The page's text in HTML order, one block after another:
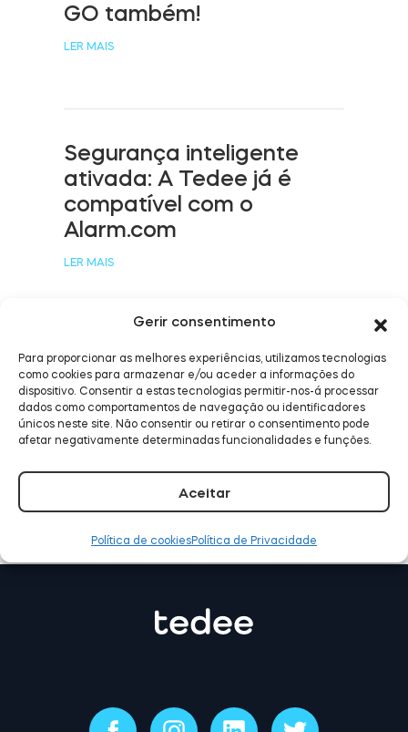
Gerir consentimento
Para proporcionar as melhores experiências, utilizamos tecnologias
como cookies para armazenar e/ou aceder a informações do
dispositivo. Consentir a estas tecnologias permitir-nos-á processar
dados como comportamentos de navegação ou identificadores
únicos neste site. Não consentir ou retirar o consentimento pode
afetar negativamente determinadas funcionalidades e funções.
Aceitar
Política de cookiesPolítica de Privacidade
Adaptadores
Acesso ao domicílio
Tedee Keypad PRO
Módulo BleBox Smart Relay
Tedee Dry Contact
Tedee GO2
Comprar agora
GO também!
LER MAIS
Segurança inteligente
ativada: A Tedee já é
compatível com o
Alarm.com
LER MAIS
Tedee já funciona com o
Samsung SmartThings
LER MAIS